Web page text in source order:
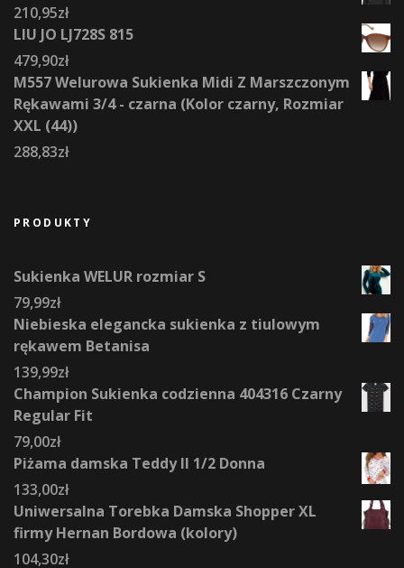
210,95zł
LIU JO LJ728S 815
479,90zł
M557 Welurowa Sukienka Midi Z Marszczonym
Rękawami 3/4 - czarna (Kolor czarny, Rozmiar
XXL (44))
288,83zł
PRODUKTY
Sukienka WELUR rozmiar S
79,99zł
Niebieska elegancka sukienka z tiulowym
rękawem Betanisa
139,99zł
Champion Sukienka codzienna 404316 Czarny
Regular Fit
79,00zł
Piżama damska Teddy II 1/2 Donna
133,00zł
Uniwersalna Torebka Damska Shopper XL
firmy Hernan Bordowa (kolory)
104,30zł